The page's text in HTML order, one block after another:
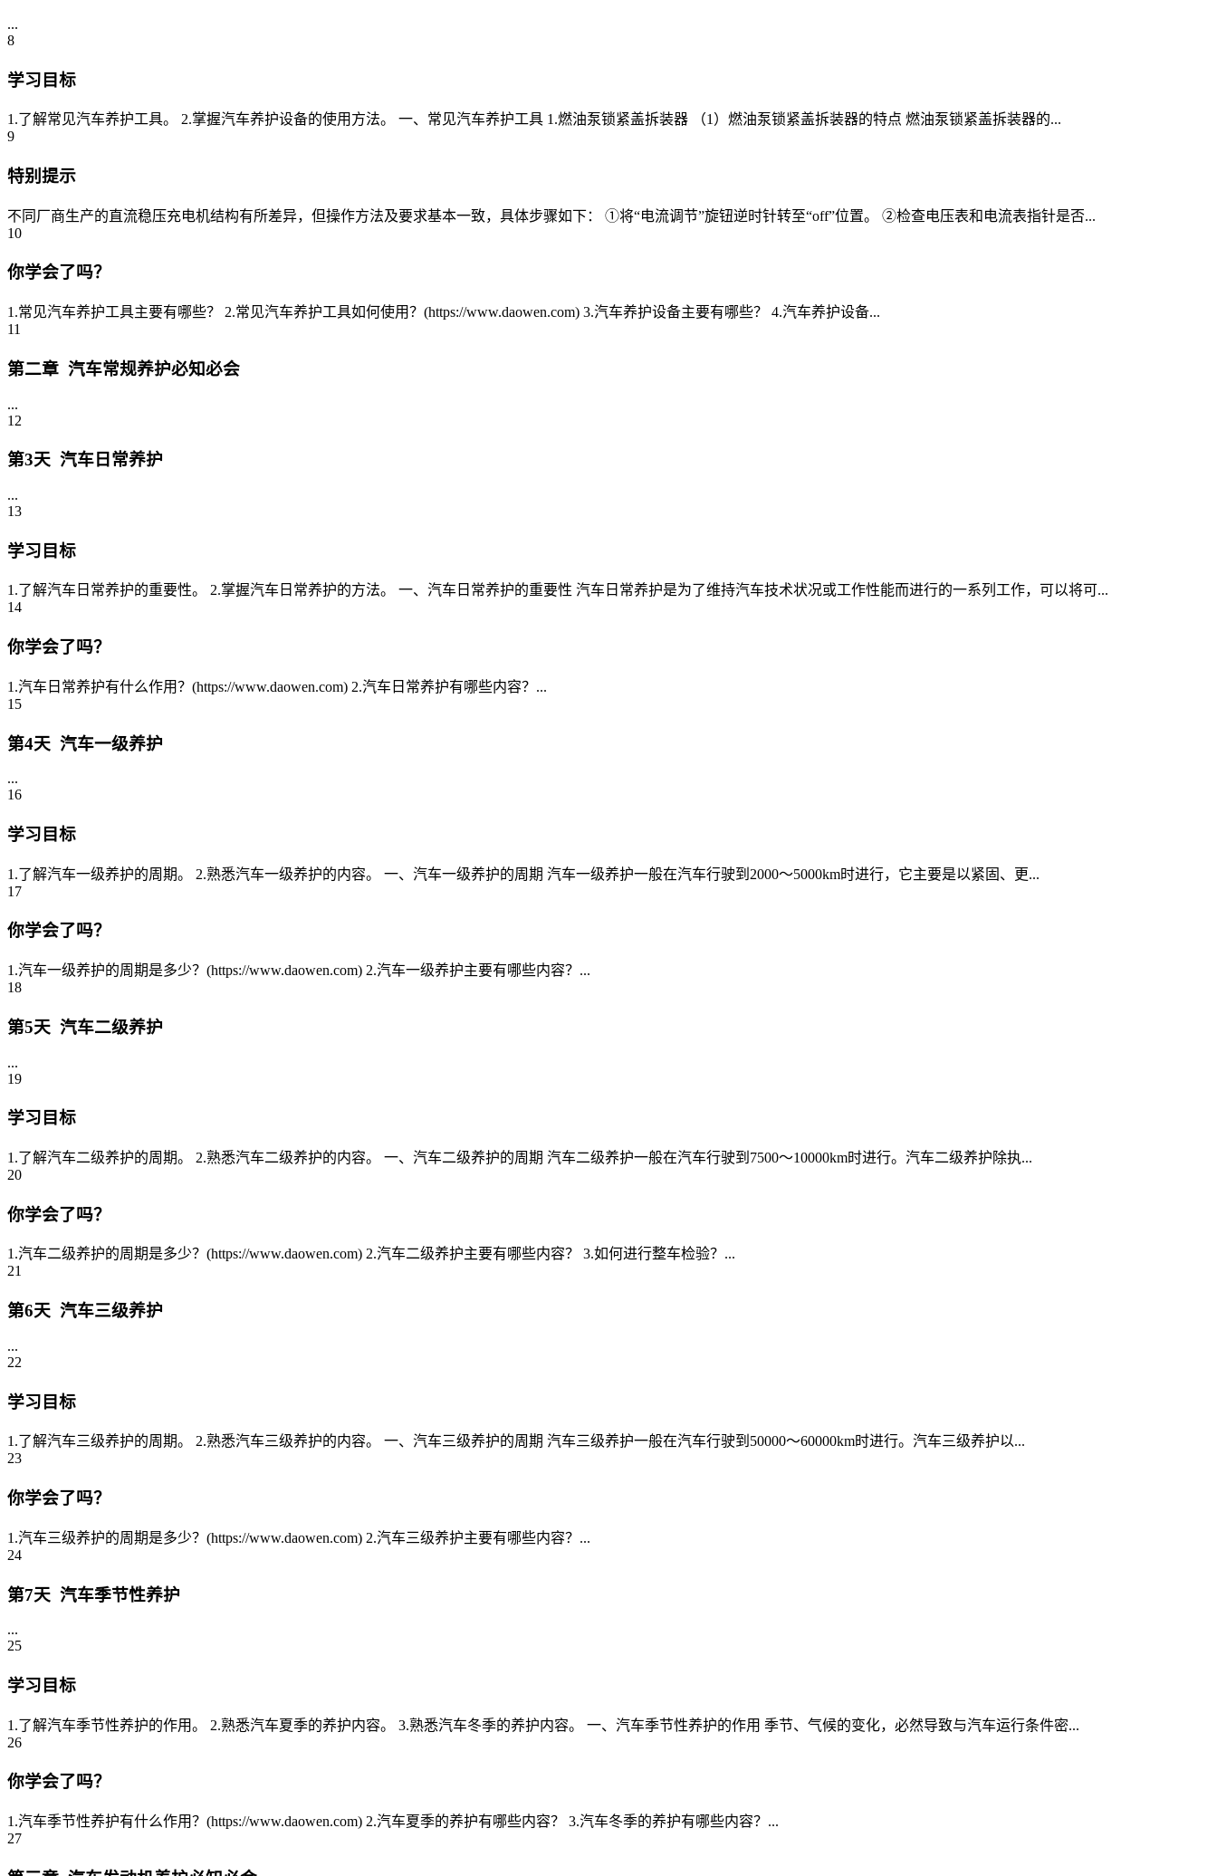
...
8
学习目标
1.了解常见汽车养护工具。 2.掌握汽车养护设备的使用方法。 一、常见汽车养护工具 1.燃油泵锁紧盖拆装器 （1）燃油泵锁紧盖拆装器的特点 燃油泵锁紧盖拆装器的...
9
特别提示
不同厂商生产的直流稳压充电机结构有所差异，但操作方法及要求基本一致，具体步骤如下： ①将“电流调节”旋钮逆时针转至“off”位置。 ②检查电压表和电流表指针是否...
10
你学会了吗？
1.常见汽车养护工具主要有哪些？ 2.常见汽车养护工具如何使用？(https://www.daowen.com) 3.汽车养护设备主要有哪些？ 4.汽车养护设备...
11
第二章 汽车常规养护必知必会
...
12
第3天 汽车日常养护
...
13
学习目标
1.了解汽车日常养护的重要性。 2.掌握汽车日常养护的方法。 一、汽车日常养护的重要性 汽车日常养护是为了维持汽车技术状况或工作性能而进行的一系列工作，可以将可...
14
你学会了吗？
1.汽车日常养护有什么作用？(https://www.daowen.com) 2.汽车日常养护有哪些内容？...
15
第4天 汽车一级养护
...
16
学习目标
1.了解汽车一级养护的周期。 2.熟悉汽车一级养护的内容。 一、汽车一级养护的周期 汽车一级养护一般在汽车行驶到2000～5000km时进行，它主要是以紧固、更...
17
你学会了吗？
1.汽车一级养护的周期是多少？(https://www.daowen.com) 2.汽车一级养护主要有哪些内容？...
18
第5天 汽车二级养护
...
19
学习目标
1.了解汽车二级养护的周期。 2.熟悉汽车二级养护的内容。 一、汽车二级养护的周期 汽车二级养护一般在汽车行驶到7500～10000km时进行。汽车二级养护除执...
20
你学会了吗？
1.汽车二级养护的周期是多少？(https://www.daowen.com) 2.汽车二级养护主要有哪些内容？ 3.如何进行整车检验？...
21
第6天 汽车三级养护
...
22
学习目标
1.了解汽车三级养护的周期。 2.熟悉汽车三级养护的内容。 一、汽车三级养护的周期 汽车三级养护一般在汽车行驶到50000～60000km时进行。汽车三级养护以...
23
你学会了吗？
1.汽车三级养护的周期是多少？(https://www.daowen.com) 2.汽车三级养护主要有哪些内容？...
24
第7天 汽车季节性养护
...
25
学习目标
1.了解汽车季节性养护的作用。 2.熟悉汽车夏季的养护内容。 3.熟悉汽车冬季的养护内容。 一、汽车季节性养护的作用 季节、气候的变化，必然导致与汽车运行条件密...
26
你学会了吗？
1.汽车季节性养护有什么作用？(https://www.daowen.com) 2.汽车夏季的养护有哪些内容？ 3.汽车冬季的养护有哪些内容？...
27